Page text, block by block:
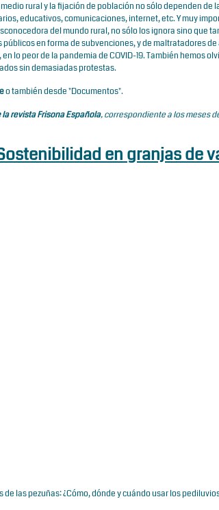
rural y la fijación de población no sólo dependen de
educativos, comunicaciones, internet, etc. Y muy
del mundo rural, no sólo los ignora sino que
en forma de subvenciones, y de maltratadores de
lo peor de la pandemia de COVID-19. También hemos
sin demasiadas protestas.
o también desde "Documentos".
la revista Frisona Española, correspondiente a los meses
en granjas de
las pezuñas: ¿Cómo, dónde y cuándo usar los